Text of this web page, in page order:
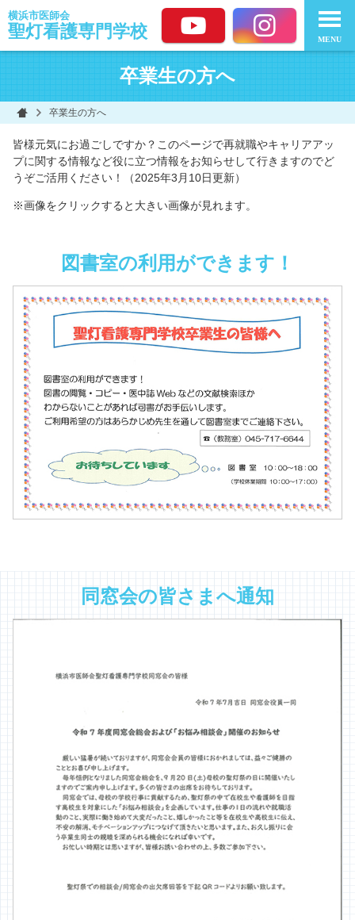
横浜市医師会
聖灯看護専門学校 MENU
卒業生の方へ
卒業生の方へ
皆様元気にお過ごしですか？このページで再就職やキャリアアッ
プに関する情報など役に立つ情報をお知らせして行きますのでど
うぞご活用ください！（2025年3月10日更新）
※画像をクリックすると大きい画像が見れます。
図書室の利用ができます！
同窓会の皆さまへ通知